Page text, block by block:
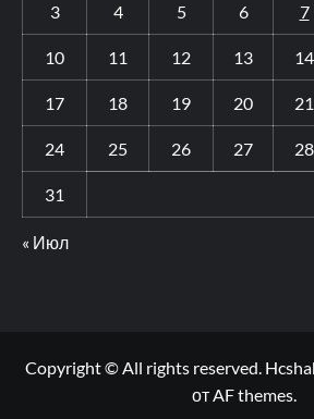
3 4 5 6 7
10 11 12 13 14
17 18 19 20 21
24 25 26 27 28
31
« Июл
Copyright © All rights reserved.
от AF themes.